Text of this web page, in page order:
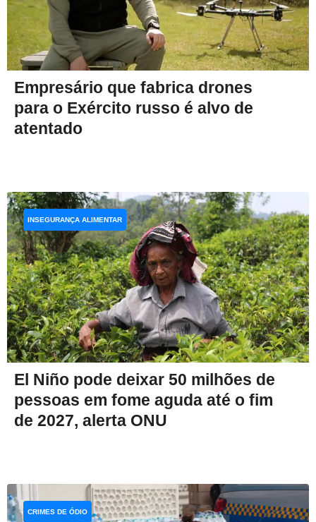
Empresário que fabrica drones
para o Exército russo é alvo de
atentado
El Niño pode deixar 50 milhões de
pessoas em fome aguda até o fim
de 2027, alerta ONU
INSEGURANÇA ALIMENTAR
CRIMES DE ÓDIO